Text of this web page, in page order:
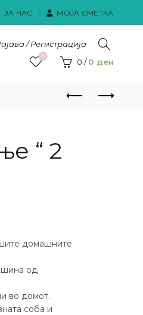
ЗА НАС МОЈА СМЕТКА
/ Регистрација
0
0 / 0 ден
“ 2
домашните
од
во домот.
соба и